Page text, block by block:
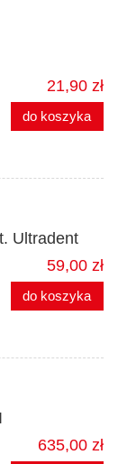
21,90 zł
do koszyka
Ultradent
59,00 zł
do koszyka
635,00 zł